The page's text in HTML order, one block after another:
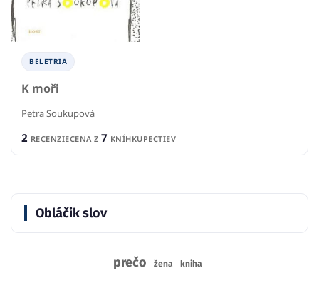
BELETRIA
K moři
Petra Soukupová
2 RECENZIECENA Z 7 KNÍHKUPECTIEV
Obláčik slov
prečo žena kniha